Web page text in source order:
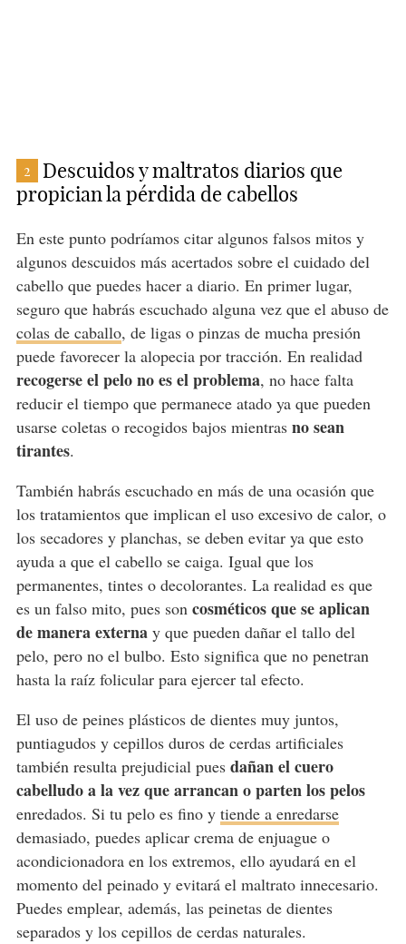
2
Descuidos y maltratos diarios que
propician la pérdida de cabellos
En este punto podríamos citar algunos falsos mitos y
algunos descuidos más acertados sobre el cuidado del
cabello que puedes hacer a diario. En primer lugar,
seguro que habrás escuchado alguna vez que el abuso de
colas de caballo, de ligas o pinzas de mucha presión
puede favorecer la alopecia por tracción. En realidad
recogerse el pelo no es el problema, no hace falta
reducir el tiempo que permanece atado ya que pueden
usarse coletas o recogidos bajos mientras no sean
tirantes.
También habrás escuchado en más de una ocasión que
los tratamientos que implican el uso excesivo de calor, o
los secadores y planchas, se deben evitar ya que esto
ayuda a que el cabello se caiga. Igual que los
permanentes, tintes o decolorantes. La realidad es que
es un falso mito, pues soncosméticos que se aplican
de manera externay que pueden dañar el tallo del
pelo, pero no el bulbo. Esto significa que no penetran
hasta la raíz folicular para ejercer tal efecto.
El uso de peines plásticos de dientes muy juntos,
puntiagudos y cepillos duros de cerdas artificiales
también resulta prejudicial pues dañan el cuero
cabelludo a la vez que arrancan o parten los pelos
enredados. Si tu pelo es fino y tiende a enredarse
demasiado, puedes aplicar crema de enjuague o
acondicionadora en los extremos, ello ayudará en el
momento del peinado y evitará el maltrato innecesario.
Puedes emplear, además, las peinetas de dientes
separados y los cepillos de cerdas naturales.